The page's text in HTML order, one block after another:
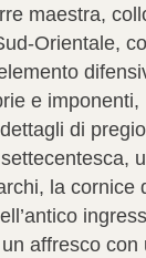
maestra,
Orientale,
e imponenti,
di
la cornice
affresco con